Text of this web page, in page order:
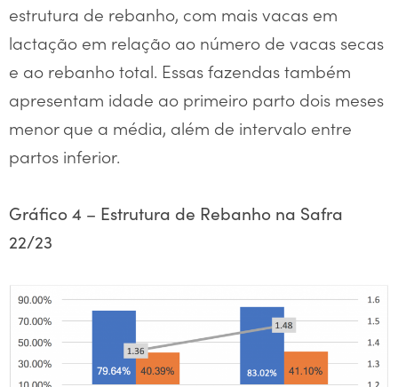
estrutura de rebanho, com mais vacas em
lactação em relação ao número de vacas secas
e ao rebanho total. Essas fazendas também
apresentam idade ao primeiro parto dois meses
menor que a média, além de intervalo entre
partos inferior.
Gráfico 4 – Estrutura de Rebanho na Safra
22/23